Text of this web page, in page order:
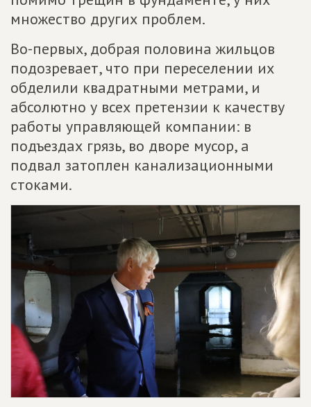
множество других проблем.
Во-первых, добрая половина жильцов
подозревает, что при переселении их
обделили квадратными метрами, и
абсолютно у всех претензии к качеству
работы управляющей компании: в
подъездах грязь, во дворе мусор, а
подвал затоплен канализационными
стоками.